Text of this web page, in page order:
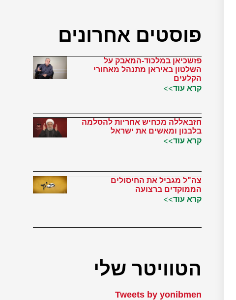
פוסטים אחרונים
פזשכיאן במלכוד-המאבק על
השלטון באיראן מתנהל מאחורי
הקלעים
קרא עוד>>
חזבאללה מכחיש אחריות להסלמה
בלבנון ומאשים את ישראל
קרא עוד>>
צה"ל מגביל את החיסולים
הממוקדים ברצועה
קרא עוד>>
הטוויטר שלי
Tweets by yonibmen